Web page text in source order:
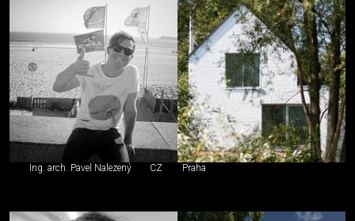
Ing. arch. Pavel Nalezený CZ Praha